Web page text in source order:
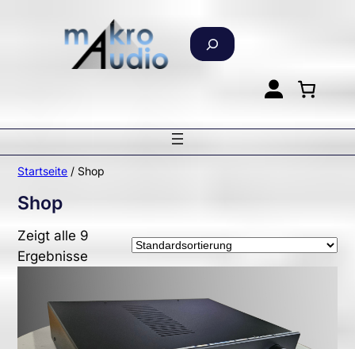
S
u
n
Startseite / Shop
Shop
Zeigt alle 9
Ergebnisse